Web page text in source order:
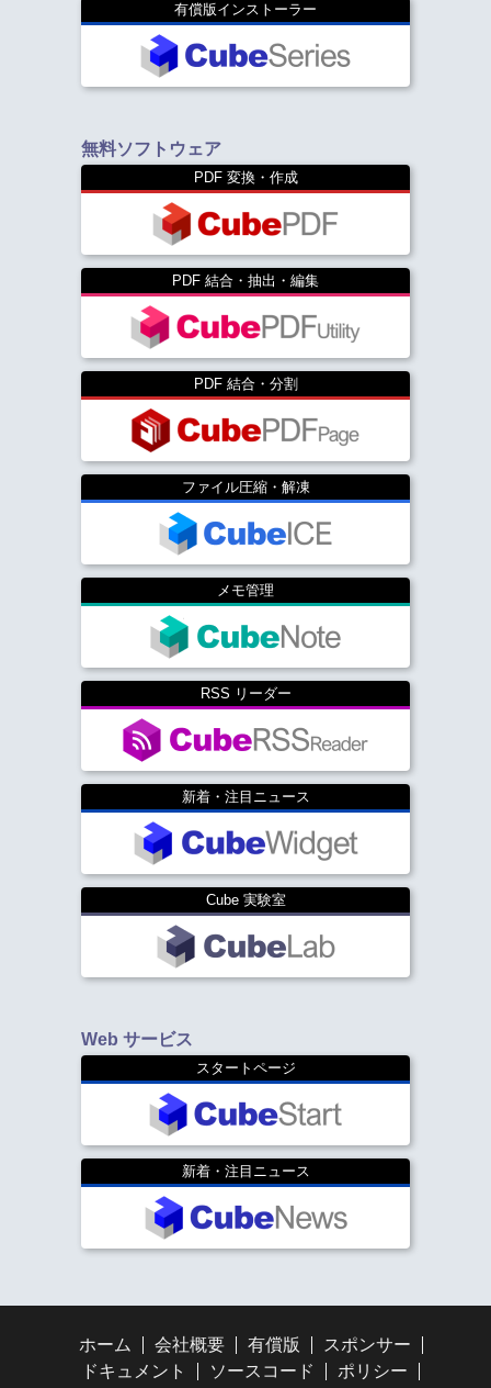
有償版インストーラー
無料ソフトウェア
PDF 変換・作成
PDF 結合・抽出・編集
PDF 結合・分割
ファイル圧縮・解凍
メモ管理
RSS リーダー
新着・注目ニュース
Cube 実験室
Web サービス
スタートページ
新着・注目ニュース
ホーム 会社概要 有償版
スポンサー
ドキュメント
ソースコード ポリシー